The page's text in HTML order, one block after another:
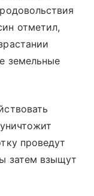
отметил,
земельные
проведут
затем взыщут